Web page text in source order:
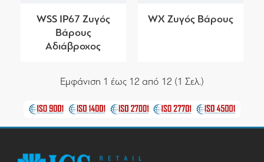
WSS IP67 Ζυγός
Βάρους
Αδιάβροχος
WX Ζυγός Βάρους
Εμφάνιση 1 έως 12 από 12 (1 Σελ.)